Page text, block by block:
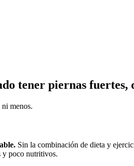
tener piernas fuertes,
ni menos.
. Sin la combinación de dieta y
y poco nutritivos.